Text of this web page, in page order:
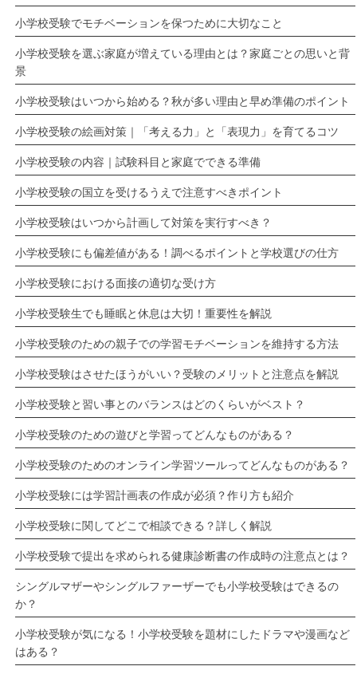
小学校受験でモチベーションを保つために大切なこと
小学校受験を選ぶ家庭が増えている理由とは？家庭ごとの思いと背
景
小学校受験はいつから始める？秋が多い理由と早め準備のポイント
小学校受験の絵画対策｜「考える力」と「表現力」を育てるコツ
小学校受験の内容｜試験科目と家庭でできる準備
小学校受験の国立を受けるうえで注意すべきポイント
小学校受験はいつから計画して対策を実行すべき？
小学校受験にも偏差値がある！調べるポイントと学校選びの仕方
小学校受験における面接の適切な受け方
小学校受験生でも睡眠と休息は大切！重要性を解説
小学校受験のための親子での学習モチベーションを維持する方法
小学校受験はさせたほうがいい？受験のメリットと注意点を解説
小学校受験と習い事とのバランスはどのくらいがベスト？
小学校受験のための遊びと学習ってどんなものがある？
小学校受験のためのオンライン学習ツールってどんなものがある？
小学校受験には学習計画表の作成が必須？作り方も紹介
小学校受験に関してどこで相談できる？詳しく解説
小学校受験で提出を求められる健康診断書の作成時の注意点とは？
シングルマザーやシングルファーザーでも小学校受験はできるの
か？
小学校受験が気になる！小学校受験を題材にしたドラマや漫画など
はある？